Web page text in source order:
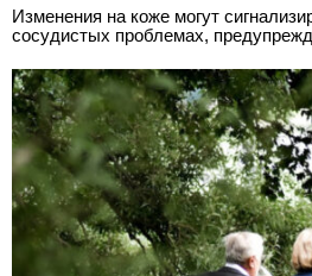
Изменения на коже могут
сосудистых проблемах,